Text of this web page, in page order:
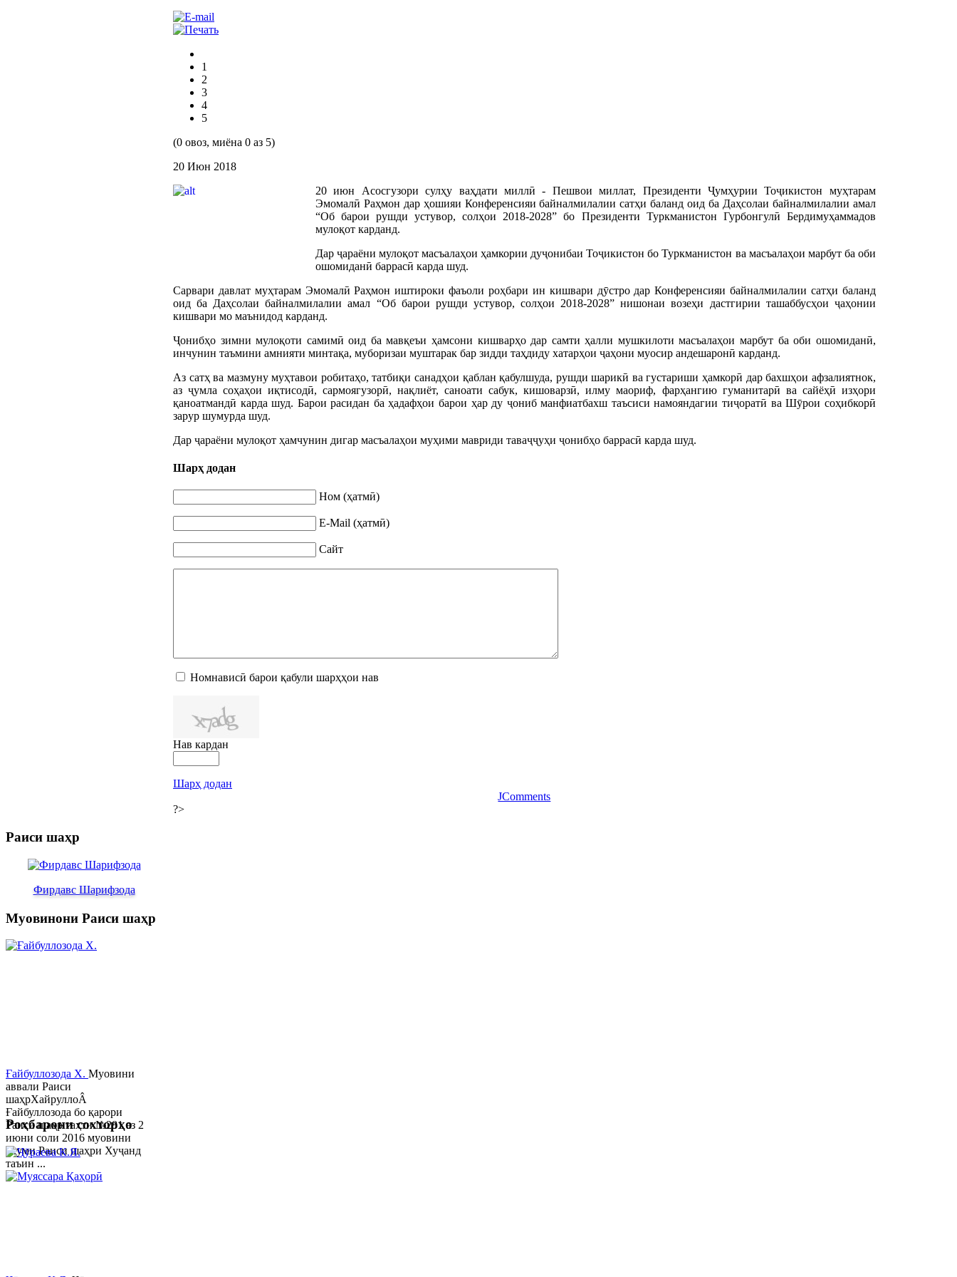
1
2
3
4
5
(0 овоз, миёна 0 аз 5)
20 Июн 2018
20 июн Асосгузори сулҳу ваҳдати миллӣ - Пешвои миллат, Президенти Ҷумҳурии Тоҷикистон муҳтарам
Эмомалӣ Раҳмон дар ҳошияи Конференсияи байналмилалии сатҳи баланд оид ба Даҳсолаи байналмилалии амал
“Об барои рушди устувор, солҳои 2018-2028” бо Президенти Туркманистон Гурбонгулӣ Бердимуҳаммадов
мулоқот карданд.
Дар ҷараёни мулоқот масъалаҳои ҳамкории дуҷонибаи Тоҷикистон бо Туркманистон ва масъалаҳои марбут ба оби
ошомиданӣ баррасӣ карда шуд.
Сарвари давлат муҳтарам Эмомалӣ Раҳмон иштироки фаъоли роҳбари ин кишвари дӯстро дар Конференсияи байналмилалии сатҳи баланд
оид ба Даҳсолаи байналмилалии амал “Об барои рушди устувор, солҳои 2018-2028” нишонаи возеҳи дастгирии ташаббусҳои ҷаҳонии
кишвари мо маънидод карданд.
Ҷонибҳо зимни мулоқоти самимӣ оид ба мавқеъи ҳамсони кишварҳо дар самти ҳалли мушкилоти масъалаҳои марбут ба оби ошомиданӣ,
инчунин таъмини амнияти минтақа, муборизаи муштарак бар зидди таҳдиду хатарҳои ҷаҳони муосир андешаронӣ карданд.
Аз сатҳ ва мазмуну муҳтавои робитаҳо, татбиқи санадҳои қаблан қабулшуда, рушди шарикӣ ва густариши ҳамкорӣ дар бахшҳои афзалиятнок,
аз ҷумла соҳаҳои иқтисодӣ, сармоягузорӣ, нақлиёт, саноати сабук, кишоварзӣ, илму маориф, фарҳангию гуманитарӣ ва сайёҳӣ изҳори
қаноатмандӣ карда шуд. Барои расидан ба ҳадафҳои барои ҳар ду ҷониб манфиатбахш таъсиси намояндагии тиҷоратӣ ва Шӯрои соҳибкорӣ
зарур шумурда шуд.
Дар ҷараёни мулоқот ҳамчунин дигар масъалаҳои муҳими мавриди таваҷҷуҳи ҷонибҳо баррасӣ карда шуд.
Шарҳ додан
Ном (ҳатмӣ)
E-Mail (ҳатмӣ)
Сайт
Номнависӣ барои қабули шарҳҳои нав
Нав кардан
Шарҳ додан
JComments
?>
Раиси шаҳр
Фирдавс Шарифзода
Муовинони Раиси шаҳр
Ғайбуллозода Х. Муовини
аввали Раиси
шаҳрХайруллоÂ
Ғайбуллозода бо қарори
Раиси шаҳр таҳти №281 аз 2
июни соли 2016 муовини
якуми Раиси шаҳри Хуҷанд
таъин ...
Роҳбарони сохторҳо